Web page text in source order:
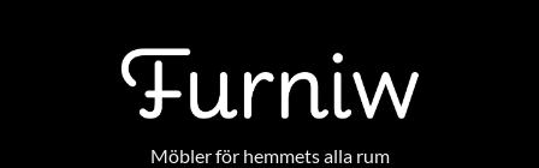
Möbler för hemmets alla rum